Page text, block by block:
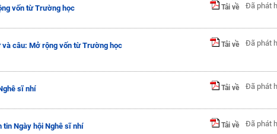
vốn từ Trường học Tải về Đã phát
và câu: Mở rộng vốn từ Trường học Tải về Đã phát
sĩ nhí Tải về Đã phát
tin Ngày hội Nghê sĩ nhí Tải về Đã phát